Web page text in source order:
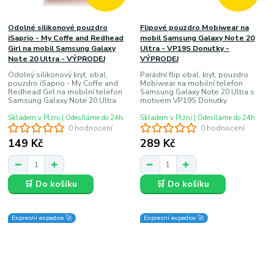
0 hodnocení
Odolné silikonové pouzdro
iSaprio - My Coffe and Redhead
Girl na mobil Samsung Galaxy
Note 20 Ultra - VÝPRODEJ
Odolný silikonový kryt, obal,
pouzdro iSaprio - My Coffe and
Redhead Girl na mobilní telefon
Samsung Galaxy Note 20 Ultra
149 Kč
Skladem v Plzni | Odesíláme do 24h
🛒 Do košíku
0 hodnocení
Flipové pouzdro Mobiwear na
mobil Samsung Galaxy Note 20
Ultra - VP19S Donutky -
VÝPRODEJ
Parádní flip obal, kryt, pouzdro
Mobiwear na mobilní telefon
Samsung Galaxy Note 20 Ultra s
motivem VP19S Donutky
289 Kč
Skladem v Plzni | Odesíláme do 24h
🛒 Do košíku
Expresní expedice 🚀 Expresní expedice 🚀